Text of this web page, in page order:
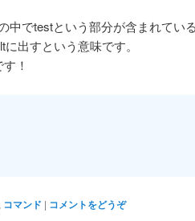
でtestという部分が含まれてい
出すという意味です。
！
コマンド | コメントをどうぞ